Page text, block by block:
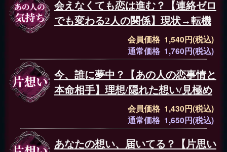
会えなくても恋は進む？【連絡ゼロ
でも変わる2人の関係】現状→転機
会員価格 1,540円(税込)
通常価格 1,760円(税込)
今、誰に夢中？【あの人の恋事情と
本命相手】理想/隠れた想い/見極め
会員価格 1,430円(税込)
通常価格 1,650円(税込)
あなたの想い、届いてる？【片思い